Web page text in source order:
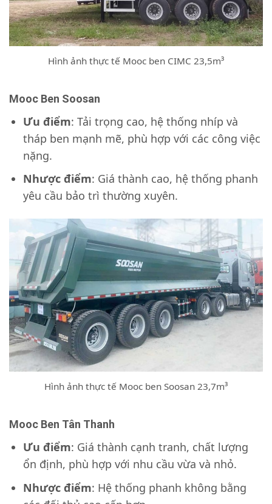
Hình ảnh thực tế Mooc ben CIMC 23,5m³
Mooc Ben Soosan
Ưu điểm: Tải trọng cao, hệ thống nhíp và
tháp ben mạnh mẽ, phù hợp với các công việc
nặng.
Nhược điểm: Giá thành cao, hệ thống phanh
yêu cầu bảo trì thường xuyên.
Hình ảnh thực tế Mooc ben Soosan 23,7m³
Mooc Ben Tân Thanh
Ưu điểm: Giá thành cạnh tranh, chất lượng
ổn định, phù hợp với nhu cầu vừa và nhỏ.
Nhược điểm: Hệ thống phanh không bằng